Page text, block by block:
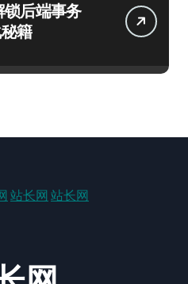
锁后端事务
籍
站长网 站长网